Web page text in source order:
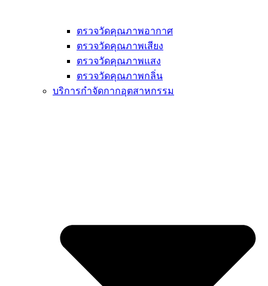
ตรวจวัดคุณภาพอากาศ
ตรวจวัดคุณภาพเสียง
ตรวจวัดคุณภาพแสง
ตรวจวัดคุณภาพกลิ่น
บริการกำจัดกากอุตสาหกรรม